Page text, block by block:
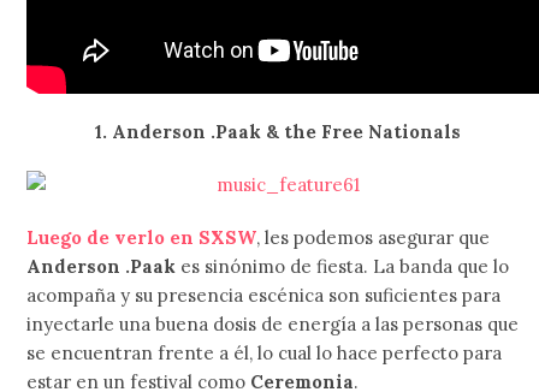
1. Anderson .Paak & the Free Nationals
Luego de verlo en SXSW, les podemos asegurar que
Anderson .Paak es sinónimo de fiesta. La banda que lo
acompaña y su presencia escénica son suficientes para
inyectarle una buena dosis de energía a las personas que
se encuentran frente a él, lo cual lo hace perfecto para
estar en un festival como Ceremonia.